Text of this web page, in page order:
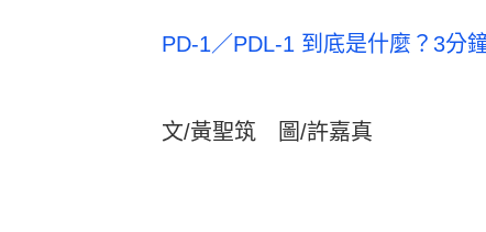
PD-1／PDL-1 到底是什麼？3分
文/黃聖筑 圖/許嘉真